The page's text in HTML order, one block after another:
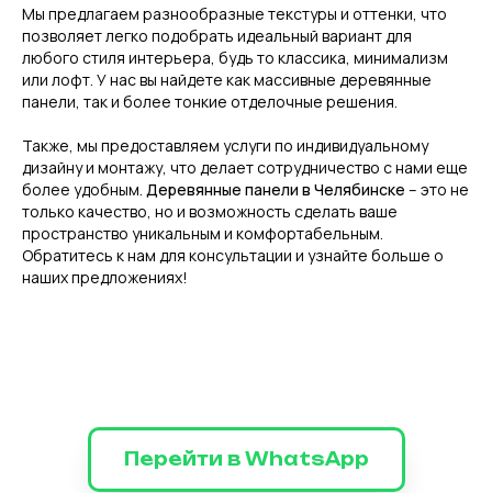
Мы предлагаем разнообразные текстуры и оттенки, что
позволяет легко подобрать идеальный вариант для
любого стиля интерьера, будь то классика, минимализм
или лофт. У нас вы найдете как массивные деревянные
панели, так и более тонкие отделочные решения.
Также, мы предоставляем услуги по индивидуальному
дизайну и монтажу, что делает сотрудничество с нами еще
более удобным. Деревянные панели в Челябинске – это не
только качество, но и возможность сделать ваше
пространство уникальным и комфортабельным.
Обратитесь к нам для консультации и узнайте больше о
наших предложениях!
Перейти в WhatsApp